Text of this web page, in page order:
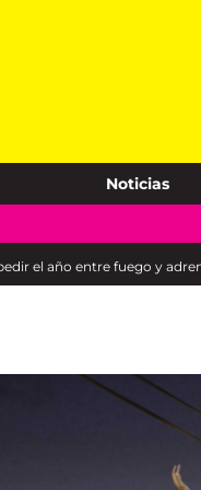
Noticias
el año entre fuego y